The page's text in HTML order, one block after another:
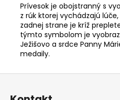
Prívesok je obojstranný s
z rúk ktorej vychádzajú
zadnej strane je kríž
týmto symbolom je
Ježišovo a srdce Panny
medaily.
Z